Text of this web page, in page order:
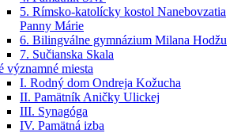
5. Rímsko-katolícky kostol Nanebovzatia
Panny Márie
6. Bilingválne gymnázium Milana Hodžu
7. Sučianska Skala
významné miesta
I. Rodný dom Ondreja Kožucha
II. Pamätník Aničky Ulickej
III. Synagóga
IV. Pamätná izba